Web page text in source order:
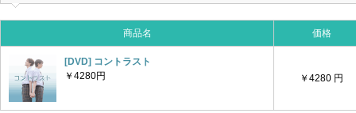
商品名 価格
[DVD] コントラスト
￥4280円
￥4280 円